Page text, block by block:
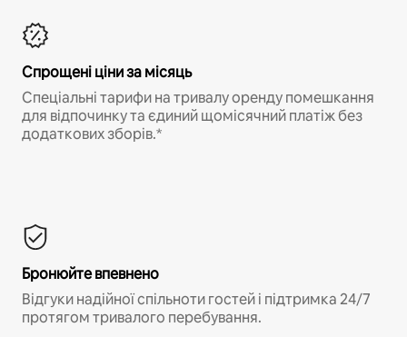
Спрощені ціни за місяць
Спеціальні тарифи на тривалу оренду помешкання
для відпочинку та єдиний щомісячний платіж без
додаткових зборів.*
Бронюйте впевнено
Відгуки надійної спільноти гостей і підтримка 24/7
протягом тривалого перебування.